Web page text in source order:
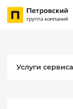
Услуги сервиса